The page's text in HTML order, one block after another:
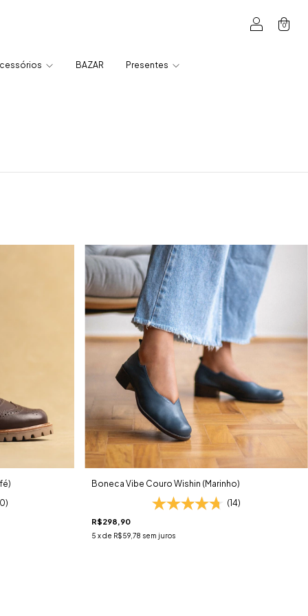
0
BAZAR Presentes
Boneca Vibe Couro Wishin (Marinho)
(14)
R$298,90
5 x de R$59,78 sem juros